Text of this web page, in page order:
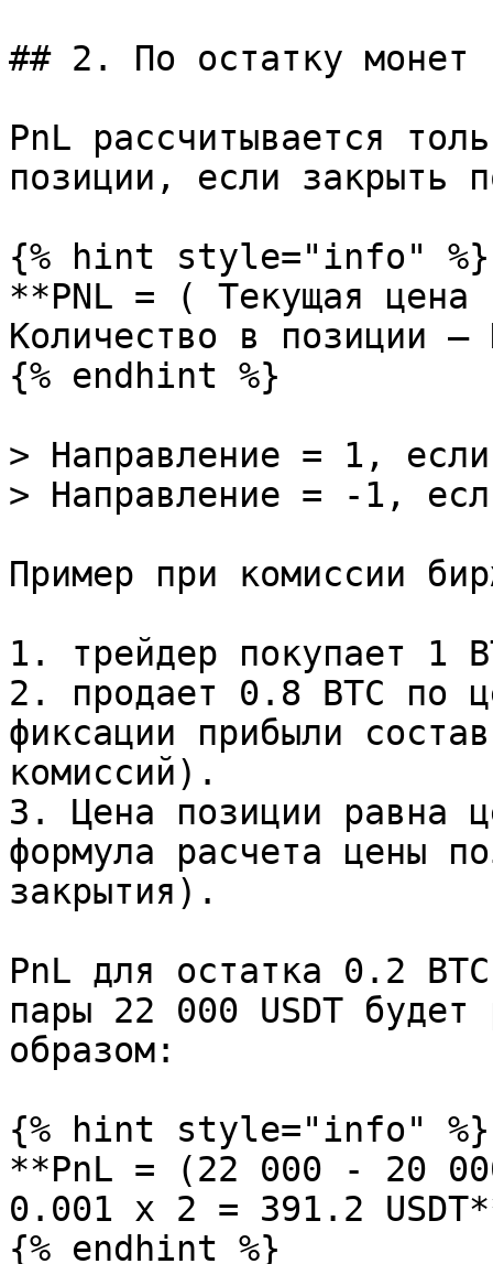
## 2. По остатку монет
PnL рассчитывается
позиции, если закрыть
{% hint style="info" %}
**PNL = ( Текущая
Количество в позиции
{% endhint %}
> Направление = 1,
> Направление = -1,
Пример при комиссии
1. трейдер покупает 1
2. продает 0.8 BTC по
фиксации прибыли
комиссий).
3. Цена позиции равна
формула расчета цены
закрытия).
PnL для остатка 0.2
пары 22 000 USDT будет
образом:
{% hint style="info" %}
**PnL = (22 000 - 20
0.001 х 2 = 391.2
{% endhint %}